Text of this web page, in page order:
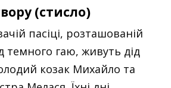
(стисло)
пасіці, розташованій
темного гаю, живуть дід
козак Михайло та